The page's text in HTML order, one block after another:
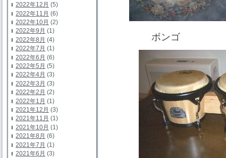
2022年12月 (5)
2022年11月 (6)
2022年10月 (2)
2022年9月 (1)
2022年8月 (4)
2022年7月 (1)
2022年6月 (6)
2022年5月 (5)
2022年4月 (3)
2022年3月 (3)
2022年2月 (2)
2022年1月 (1)
2021年12月 (3)
2021年11月 (1)
2021年10月 (1)
2021年8月 (6)
2021年7月 (1)
2021年6月 (3)
ボンゴ